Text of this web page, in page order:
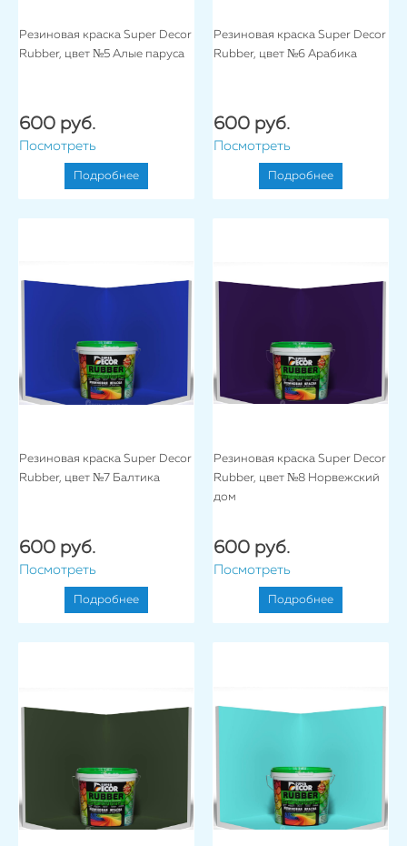
Резиновая краска Super Decor
Rubber, цвет №5 Алые паруса
600 руб.
Посмотреть
Подробнее
Резиновая краска Super Decor
Rubber, цвет №6 Арабика
600 руб.
Посмотреть
Подробнее
Резиновая краска Super Decor
Rubber, цвет №7 Балтика
600 руб.
Посмотреть
Подробнее
Резиновая краска Super Decor
Rubber, цвет №8 Норвежский
дом
600 руб.
Посмотреть
Подробнее